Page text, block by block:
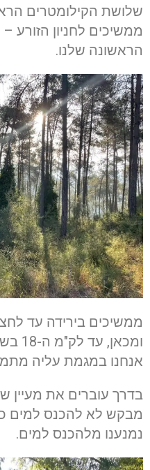
שלושת הקילומטרים
ממשיכים לחניון
הראשונה שלנו.
אנחנו במגמת עליה
בדרך עוברים את
מבקש לא להכנס למים
נמנענו מלהכנס למים.